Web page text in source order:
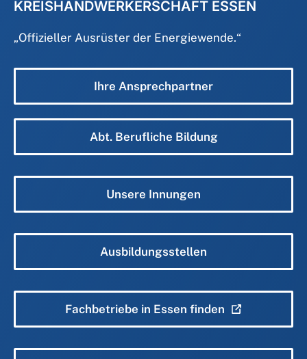
KREISHANDWERKERSCHAFT ESSEN
„Offizieller Ausrüster der Energiewende.“
Ihre Ansprechpartner
Abt. Berufliche Bildung
Unsere Innungen
Ausbildungsstellen
Fachbetriebe in Essen finden